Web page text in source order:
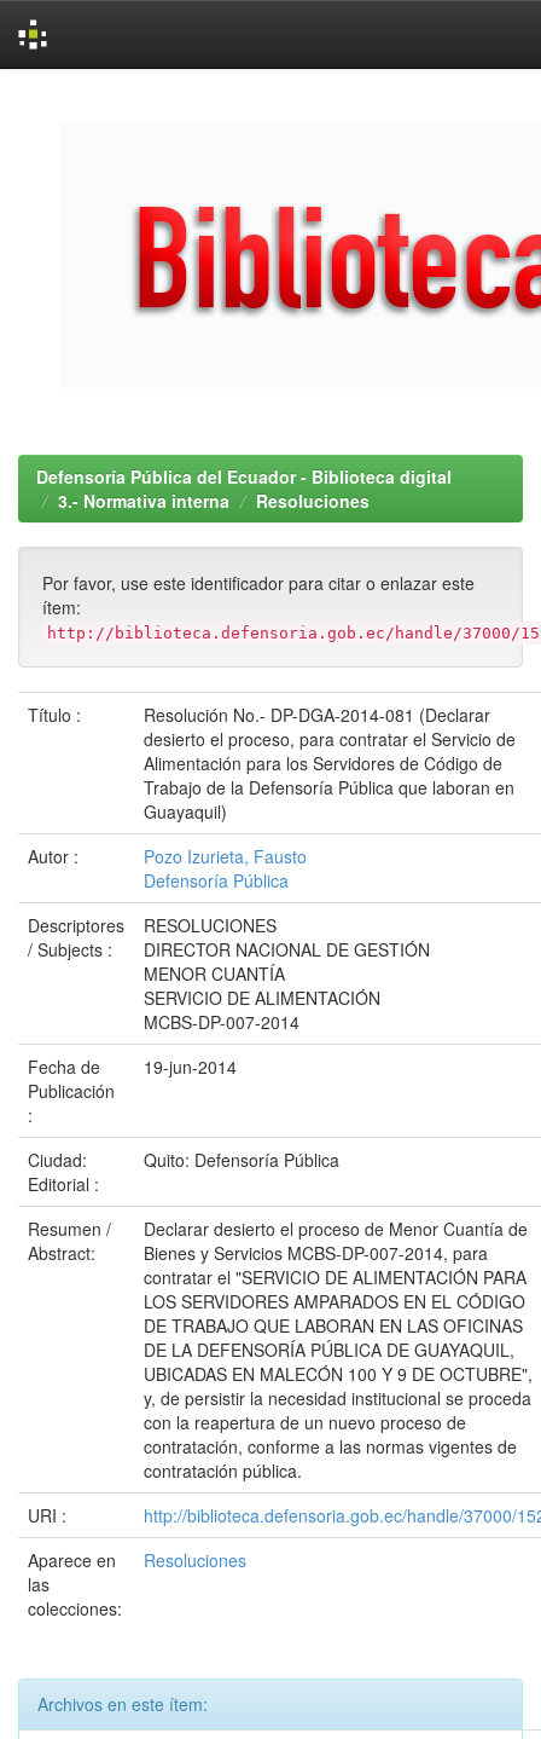
Defensoría Pública del Ecuador - Biblioteca digital
3.- Normativa interna
Resoluciones
Por favor, use este identificador para citar o enlazar este
ítem:
http://biblioteca.defensoria.gob.ec/handle/37000/
Título :
Resolución No.- DP-DGA-2014-081 (Declarar
desierto el proceso, para contratar el Servicio de
Alimentación para los Servidores de Código de
Trabajo de la Defensoría Pública que laboran en
Guayaquil)
Autor :
Pozo Izurieta, Fausto
Defensoría Pública
Descriptores
/ Subjects :
RESOLUCIONES
DIRECTOR NACIONAL DE GESTIÓN
MENOR CUANTÍA
SERVICIO DE ALIMENTACIÓN
MCBS-DP-007-2014
Fecha de
Publicación
:
19-jun-2014
Ciudad:
Editorial :
Quito: Defensoría Pública
Resumen /
Abstract:
Declarar desierto el proceso de Menor Cuantía de
Bienes y Servicios MCBS-DP-007-2014, para
contratar el "SERVICIO DE ALIMENTACIÓN PARA
LOS SERVIDORES AMPARADOS EN EL CÓDIGO
DE TRABAJO QUE LABORAN EN LAS OFICINAS
DE LA DEFENSORÍA PÚBLICA DE GUAYAQUIL,
UBICADAS EN MALECÓN 100 Y 9 DE OCTUBRE",
y, de persistir la necesidad institucional se proceda
con la reapertura de un nuevo proceso de
contratación, conforme a las normas vigentes de
contratación pública.
URI :
http://biblioteca.defensoria.gob.ec/handle/37000/
Aparece en
las
colecciones:
Resoluciones
Archivos en este ítem: